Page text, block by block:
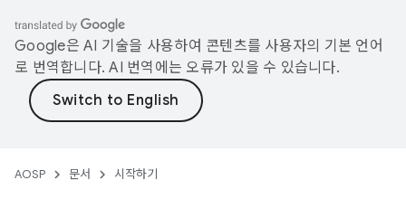
Google은 AI 기술을 사용하여 콘텐츠를 사용자의 기본 언어
로 번역합니다. AI 번역에는 오류가 있을 수 있습니다.
AOSP 문서 시작하기